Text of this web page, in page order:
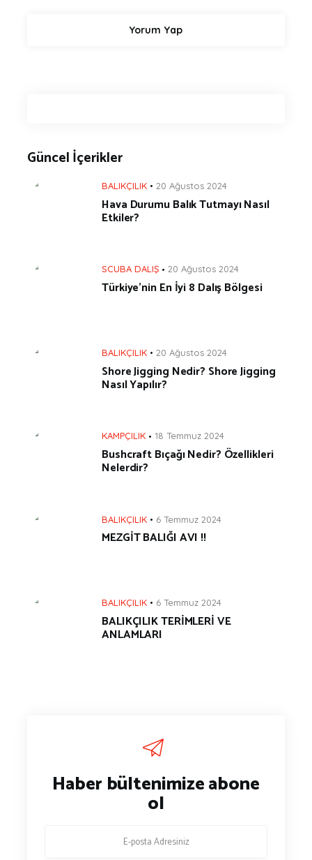
Güncel İçerikler
BALIKÇILIK 20 Ağustos 2024
Hava Durumu Balık Tutmayı Nasıl
Etkiler?
SCUBA DALIŞ 20 Ağustos 2024
Türkiye’nin En İyi 8 Dalış Bölgesi
BALIKÇILIK 20 Ağustos 2024
Shore Jigging Nedir? Shore Jigging
Nasıl Yapılır?
KAMPÇILIK 18 Temmuz 2024
Bushcraft Bıçağı Nedir? Özellikleri
Nelerdir?
BALIKÇILIK 6 Temmuz 2024
MEZGİT BALIĞI AVI !!
BALIKÇILIK 6 Temmuz 2024
BALIKÇILIK TERİMLERİ VE
ANLAMLARI
Haber bültenimize abone
ol